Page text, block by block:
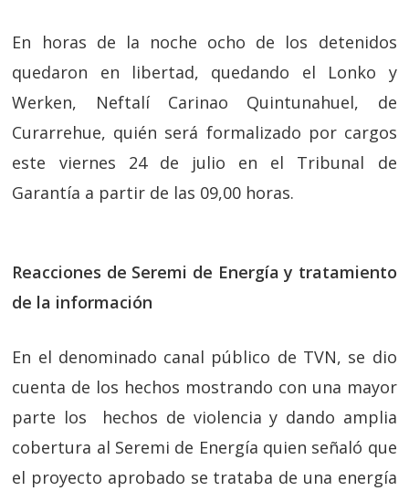
En horas de la noche ocho de los detenidos
quedaron en libertad, quedando el Lonko y
Werken, Neftalí Carinao Quintunahuel, de
Curarrehue, quién será formalizado por cargos
este viernes 24 de julio en el Tribunal de
Garantía a partir de las 09,00 horas.
Reacciones de Seremi de Energía y tratamiento
de la información
En el denominado canal público de TVN, se dio
cuenta de los hechos mostrando con una mayor
parte los hechos de violencia y dando amplia
cobertura al Seremi de Energía quien señaló que
el proyecto aprobado se trataba de una energía